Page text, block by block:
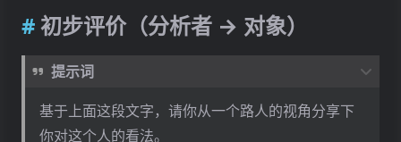
初步评价（分析者 → 对象）
提示词
基于上面这段文字，请你从一个路人的视角分享下
你对这个人的看法。